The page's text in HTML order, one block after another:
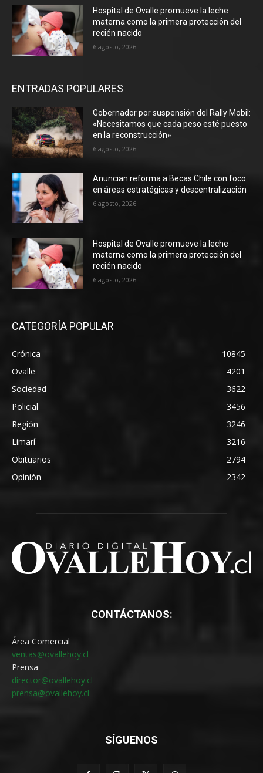
Hospital de Ovalle promueve la leche
materna como la primera protección del
recién nacido
6 agosto, 2026
ENTRADAS POPULARES
Gobernador por suspensión del Rally Mobil:
«Necesitamos que cada peso esté puesto
en la reconstrucción»
6 agosto, 2026
Anuncian reforma a Becas Chile con foco
en áreas estratégicas y descentralización
6 agosto, 2026
Hospital de Ovalle promueve la leche
materna como la primera protección del
recién nacido
6 agosto, 2026
CATEGORÍA POPULAR
Crónica
10845
Ovalle
4201
Sociedad
3622
Policial
3456
Región
3246
Limarí
3216
Obituarios
2794
Opinión
2342
CONTÁCTANOS:
Área Comercial
ventas@ovallehoy.cl
Prensa
director@ovallehoy.cl
prensa@ovallehoy.cl
SÍGUENOS